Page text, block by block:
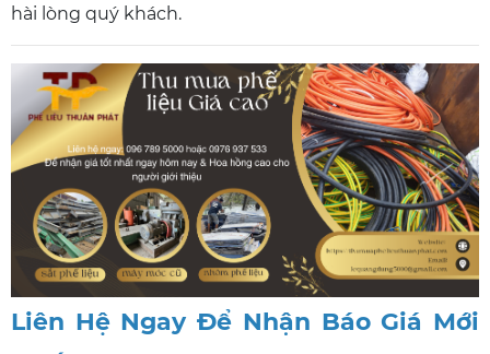
hài lòng quý khách.
Liên Hệ Ngay Để Nhận Báo Giá Mới